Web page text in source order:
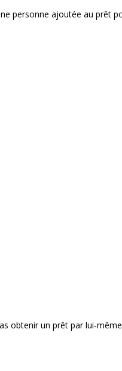
personne ajoutée au prêt
obtenir un prêt par lui-